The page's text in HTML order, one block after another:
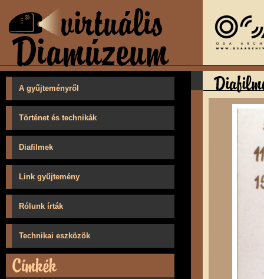
A gyűjteményről
Történet és technikák
Diafilmek
Link gyűjtemény
Rólunk írták
Technikai eszközök